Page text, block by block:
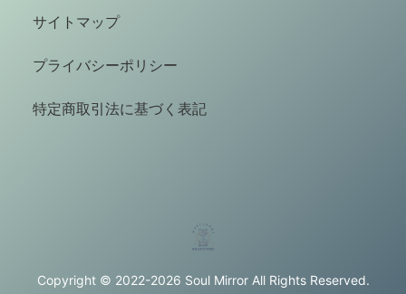
サイトマップ
プライバシーポリシー
特定商取引法に基づく表記
Copyright © 2022-2026 Soul Mirror All Rights Reserved.